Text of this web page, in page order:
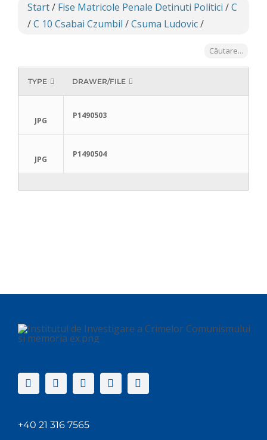
Start/ Fise Matricole Penale Detinuti Politici /C
/C 10 Csabai Czumbil /Csuma Ludovic/
Căutare...
TYPE DRAWER/FILE
JPG
P1490503
JPG
P1490504
+40 21 316 7565